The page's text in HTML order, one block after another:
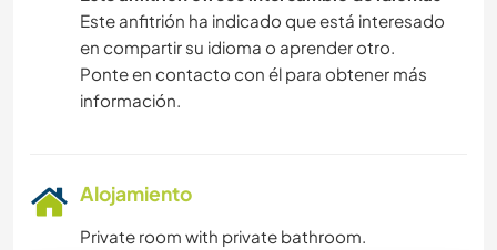
FITNESS
PLAYA
Este anfitrión ha indicado que está interesado
en compartir su idioma o aprender otro.
Ponte en contacto con él para obtener más
información.
Alojamiento
Private room with private bathroom.